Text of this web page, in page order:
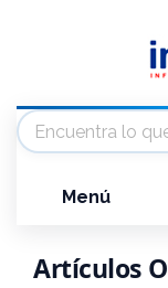
Menú
Artículos